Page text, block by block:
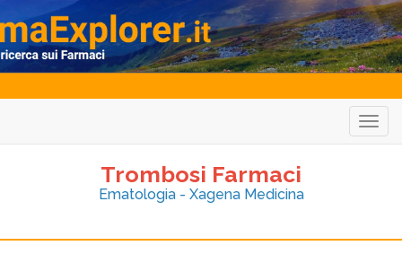
Trombosi Farmaci
Ematologia - Xagena Medicina